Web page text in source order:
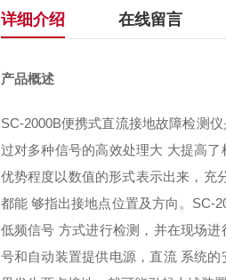
详细介绍 在线留言
产品概述
SC-2000B便携式直流接地故障检测
过对多种信号的高效处理大 大提高
优势程度以数值的形式表示出来，充
都能 够指出接地点位置及方向。SC-
低频信号 方式进行检测，并在现场
号和自动装置提供电源，直流 系统